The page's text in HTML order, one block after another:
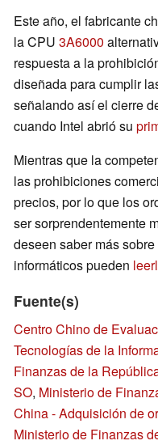
Este año, el fabricante
la CPU 3A6000
respuesta a la
diseñada para cumplir
señalando así el cierre
cuando Intel abrió su
Mientras que la
las prohibiciones
precios, por lo que los
ser sorprendentemente
deseen saber más
informáticos pueden
Fuente(s)
Centro Chino de
Tecnologías de la
Finanzas de la
SO, Ministerio de
China - Adquisición de
Ministerio de Finanzas